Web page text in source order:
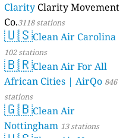
Clarity Clarity Movement
Co.3118 stations
🇺🇸Clean Air Carolina
102 stations
🇧🇷Clean Air For All
African Cities | AirQo 846
stations
🇬🇧Clean Air
Nottingham 13 stations